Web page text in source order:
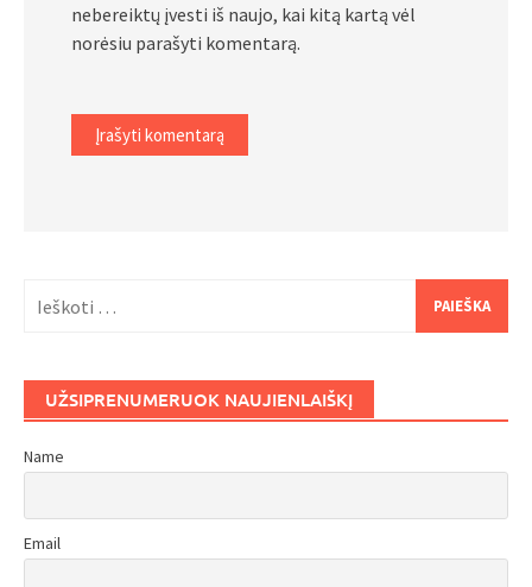
nebereiktų įvesti iš naujo, kai kitą kartą vėl
norėsiu parašyti komentarą.
UŽSIPRENUMERUOK NAUJIENLAIŠKĮ
Name
Email